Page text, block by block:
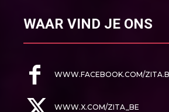
WAAR VIND JE ONS
WWW.FACEBOOK.COM/
WWW.X.COM/ZITA_BE